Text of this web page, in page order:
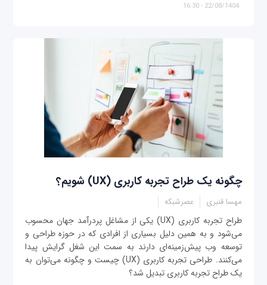
22/08/1404 - 16:30
چگونه یک طراح تجربه کاربری (UX) شویم؟
مهسا قنبری عصرشبکه
طراح تجربه کاربری (UX) یکی از مشاغل پردرآمد جهان محسوب
می‌شود و به همین دلیل بسیاری از افرادی که در حوزه طراحی و
توسعه وب پیش‌زمینه‌ای دارند به سمت این شغل گرایش پیدا
می‌کنند. طراحی تجربه کاربری (UX) چیست و چگونه می‌توان به
یک طراح تجربه کاربری تبدیل شد؟